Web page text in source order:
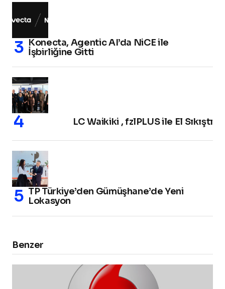
Konecta, Agentic AI’da NiCE ile
İşbirliğine Gitti
LC Waikiki , fzlPLUS ile El Sıkıştı
TP Türkiye’den Gümüşhane’de Yeni
Lokasyon
Benzer